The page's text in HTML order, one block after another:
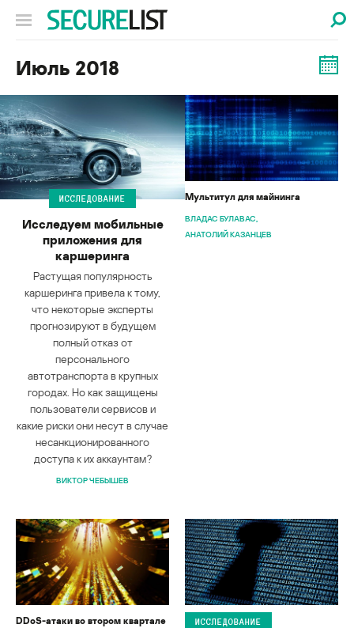
Июль 2018
ИССЛЕДОВАНИЕ
Исследуем мобильные
приложения для
каршеринга
Растущая популярность
каршеринга привела к тому,
что некоторые эксперты
прогнозируют в будущем
полный отказ от
персонального
автотранспорта в крупных
городах. Но как защищены
пользователи сервисов и
какие риски они несут в случае
несанкционированного
доступа к их аккаунтам?
ВИКТОР ЧЕБЫШЕВ
Мультитул для майнинга
ВЛАДАС БУЛАВАС
АНАТОЛИЙ КАЗАНЦЕВ
DDoS-атаки во втором квартале
ИССЛЕДОВАНИЕ